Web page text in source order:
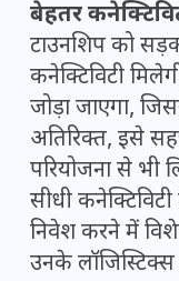
बेहतर
टाउनशिप को
कनेक्टिविटी
जोड़ा जाएगा,
अतिरिक्त, इसे
परियोजना से भी
सीधी
निवेश करने में
उनके